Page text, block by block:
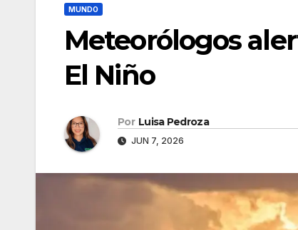
MUNDO
Meteorólogos
El Niño
Por Luisa Pedroza
JUN 7, 2026